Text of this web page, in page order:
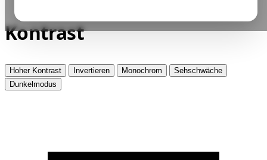
Kontrast
Hoher Kontrast Invertieren Monochrom
Sehschwäche
Dunkelmodus